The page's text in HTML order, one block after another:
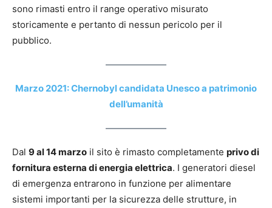
sono rimasti entro il range operativo misurato
storicamente e pertanto di nessun pericolo per il
pubblico.
Marzo 2021: Chernobyl candidata Unesco a patrimonio
dell’umanità
Dal 9 al 14 marzo il sito è rimasto completamente privo di
fornitura esterna di energia elettrica. I generatori diesel
di emergenza entrarono in funzione per alimentare
sistemi importanti per la sicurezza delle strutture, in